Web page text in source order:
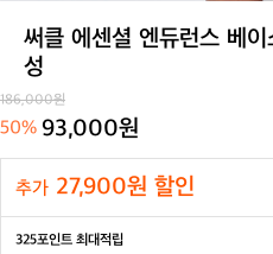
써클 에센셜 엔듀런스 베
성
186,000원
50% 93,000원
추가 27,900원 할인
325포인트 최대적립